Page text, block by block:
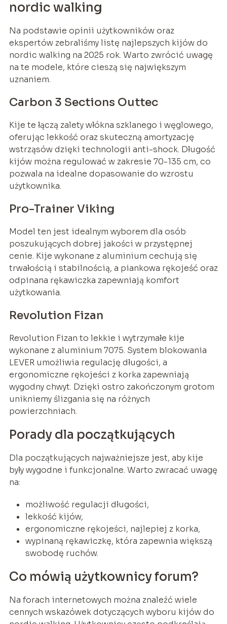
nordic walking
Na podstawie opinii użytkowników oraz
ekspertów zebraliśmy listę najlepszych kijów do
nordic walking na 2025 rok. Warto zwrócić uwagę
na te modele, które cieszą się największym
uznaniem.
Carbon 3 Sections Outtec
Kije te łączą zalety włókna szklanego i węglowego,
oferując lekkość oraz skuteczną amortyzację
wstrząsów dzięki technologii anti-shock. Długość
kijów można regulować w zakresie 70-135 cm, co
pozwala na idealne dopasowanie do wzrostu
użytkownika.
Pro-Trainer Viking
Model ten jest idealnym wyborem dla osób
poszukujących dobrej jakości w przystępnej
cenie. Kije wykonane z aluminium cechują się
trwałością i stabilnością, a piankowa rękojeść oraz
odpinana rękawiczka zapewniają komfort
użytkowania.
Revolution Fizan
Revolution Fizan to lekkie i wytrzymałe kije
wykonane z aluminium 7075. System blokowania
LEVER umożliwia regulację długości, a
ergonomiczne rękojeści z korka zapewniają
wygodny chwyt. Dzięki ostro zakończonym grotom
unikniemy ślizgania się na różnych
powierzchniach.
Porady dla początkujących
Dla początkujących najważniejsze jest, aby kije
były wygodne i funkcjonalne. Warto zwracać uwagę
na:
możliwość regulacji długości,
lekkość kijów,
ergonomiczne rękojeści, najlepiej z korka,
wypinaną rękawiczkę, która zapewnia większą
swobodę ruchów.
Co mówią użytkownicy forum?
Na forach internetowych można znaleźć wiele
cennych wskazówek dotyczących wyboru kijów do